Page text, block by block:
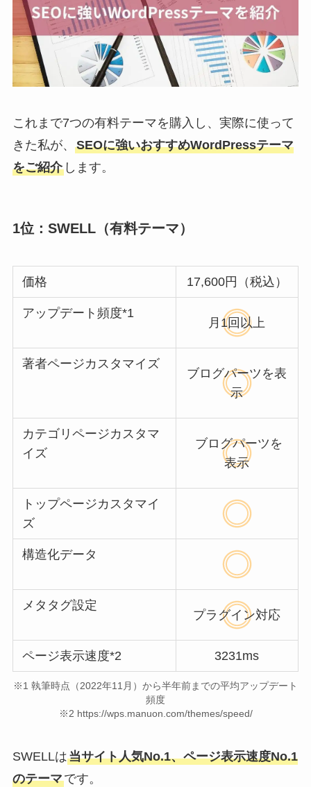
これまで7つの有料テーマを購入し、実際に使って
きた私が、 SEOに強いおすすめWordPressテーマ
をご紹介します。
1位：SWELL（有料テーマ）
価格 17,600円（税込）
アップデート頻度*1
月1回以上
著者ページカスタマイズ
ブログパーツを表
示
カテゴリページカスタマ
イズ
ブログパーツを
表示
トップページカスタマイ
ズ
構造化データ
メタタグ設定
プラグイン対応
ページ表示速度*2 3231ms
※1 執筆時点（2022年11月）から半年前までの平均アップデート
頻度
※2 https://wps.manuon.com/themes/speed/
SWELLは当サイト人気No.1、ページ表示速度No.1
のテーマです。